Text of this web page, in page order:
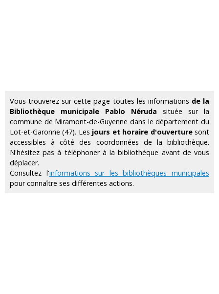
Vous trouverez sur cette page toutes les informations de la
Bibliothèque municipale Pablo Néruda située sur la
commune de Miramont-de-Guyenne dans le département du
Lot-et-Garonne (47). Les jours et horaire d'ouverturesont
accessibles à côté des coordonnées de la bibliothèque.
N'hésitez pas à téléphoner à la bibliothèque avant de vous
déplacer.
Consultez l'informations sur les bibliothèques municipales
pour connaître ses différentes actions.